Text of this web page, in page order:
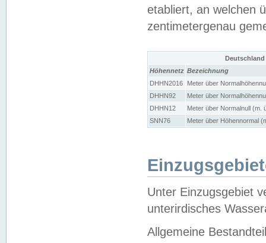
etabliert, an welchen
zentimetergenau
Höhennetz Bezeichnung
DHHN2016
Meter über
DHHN92
Meter über
DHHN12
Meter über Normalnull (m.
SNN76
Meter über Höhennormal
Unter Einzugsgebiet
unterirdisches
Allgemeine